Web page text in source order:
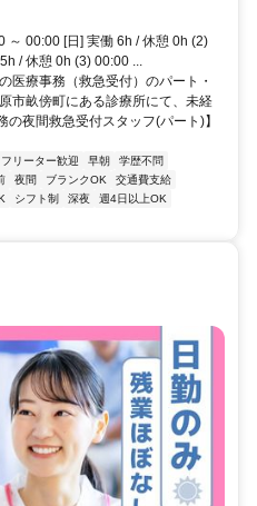
～ 00:00 [日] 実働 6h / 休憩 0h (2)
/ 休憩 0h (3) 00:00 ...
医療事務（救急受付）のパート・
市畝傍町にある診療所にて、未経
夜間救急受付スタッフ(パート)】
フリーター歓迎 早朝
学歴不問
夜間 ブランクOK
交通費支給
シフト制 深夜
週4日以上OK